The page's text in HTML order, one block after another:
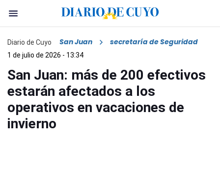
Diario de Cuyo San Juan secretaría de Seguridad
1 de julio de 2026 - 13:34
San Juan: más de 200 efectivos
estarán afectados a los
operativos en vacaciones de
invierno